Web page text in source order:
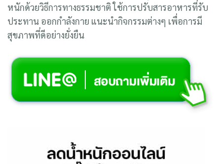
หนักด้วยวิธีการทางธรรมชาติ ใช้การปรับสารอาหารที่รับ
ประทาน ออกกำลังกาย แนะนำกิจกรรมต่างๆ เพื่อการมี
สุขภาพที่ดีอย่างยั่งยืน